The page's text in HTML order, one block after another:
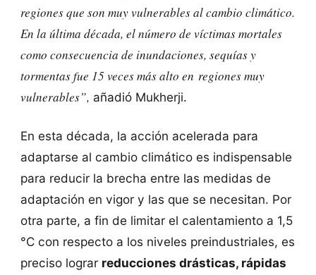
regiones que son muy vulnerables al cambio climático.
En la última década, el número de víctimas mortales
como consecuencia de inundaciones, sequías y
tormentas fue 15 veces más alto en regiones muy
vulnerables”, añadió Mukherji.
En esta década, la acción acelerada para
adaptarse al cambio climático es indispensable
para reducir la brecha entre las medidas de
adaptación en vigor y las que se necesitan. Por
otra parte, a fin de limitar el calentamiento a 1,5
°C con respecto a los niveles preindustriales, es
preciso lograr reducciones drásticas, rápidas